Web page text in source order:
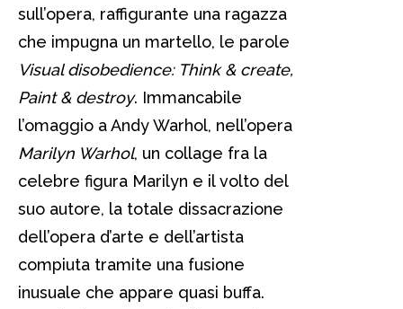
sull’opera, raffigurante una ragazza
che impugna un martello, le parole
Visual disobedience: Think & create,
Paint & destroy. Immancabile
l’omaggio a Andy Warhol, nell’opera
Marilyn Warhol, un collage fra la
celebre figura Marilyn e il volto del
suo autore, la totale dissacrazione
dell’opera d’arte e dell’artista
compiuta tramite una fusione
inusuale che appare quasi buffa.